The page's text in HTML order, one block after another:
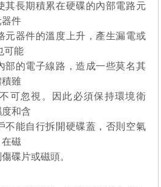
其長期積累在硬碟的內部電路元
件
元器件的溫度上升，產生漏電或
可能
部的電子線路，造成一些莫名其
雖
可忽視。因此必須保持環境衛
和含
不能自行拆開硬碟蓋，否則空氣
磁
碟片或磁頭。